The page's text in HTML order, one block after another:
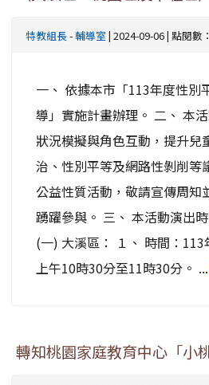
特教組長-輔導室 | 2024-09-06 | 點閱數
一、 依據本市「113年度性別
導」實施計畫辦理。 二、 本
狀況模擬與角色互動，提升兒
治、性別平等及網路性剝削等
公益性質活動，敬請宣傳周知
踴躍參與。 三、 本活動演出
(一) 大溪區： １、 時間：
上午10時30分至11時30分。 ...
轉知桃園家庭教育中心「小